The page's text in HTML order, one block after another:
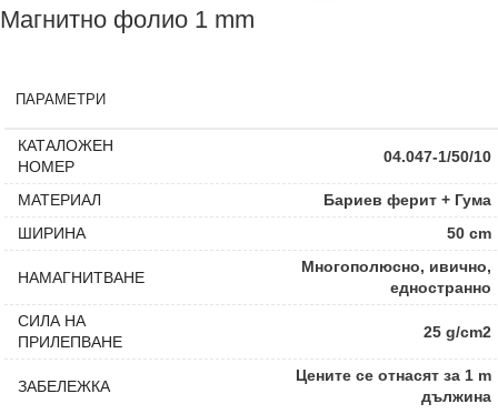
Магнитно фолио 1 mm
ПАРАМЕТРИ
КАТАЛОЖЕН
НОМЕР
04.047-1/50/10
МАТЕРИАЛ
Бариев ферит + Гума
ШИРИНА
50 cm
НАМАГНИТВАНЕ
Многополюсно, ивично,
едностранно
СИЛА НА
ПРИЛЕПВАНЕ
25 g/cm2
ЗАБЕЛЕЖКА
Цените се отнасят за 1 m
дължина